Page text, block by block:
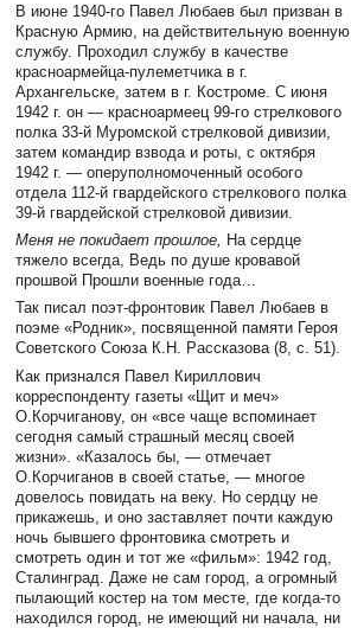
В июне 1940-го Павел Любаев был призван в
Красную Армию, на действительную военную
службу. Проходил службу в качестве
красноармейца-пулеметчика в г.
Архангельске, затем в г. Костроме. С июня
1942 г. он — красноармеец 99-го стрелкового
полка 33-й Муромской стрелковой дивизии,
затем командир взвода и роты, с октября
1942 г. — оперуполномоченный особого
отдела 112-й гвардейского стрелкового полка
39-й гвардейской стрелковой дивизии.
Меня не покидает прошлое, На сердце
тяжело всегда, Ведь по душе кровавой
прошвой Прошли военные года…
Так писал поэт-фронтовик Павел Любаев в
поэме «Родник», посвященной памяти Героя
Советского Союза К.Н. Рассказова (8, с. 51).
Как признался Павел Кириллович
корреспонденту газеты «Щит и меч»
О.Корчиганову, он «все чаще вспоминает
сегодня самый страшный месяц своей
жизни». «Казалось бы, — отмечает
О.Корчиганов в своей статье, — многое
довелось повидать на веку. Но сердцу не
прикажешь, и оно заставляет почти каждую
ночь бывшего фронтовика смотреть и
смотреть один и тот же «фильм»: 1942 год,
Сталинград. Даже не сам город, а огромный
пылающий костер на том месте, где когда-то
находился город, не имеющий ни начала, ни